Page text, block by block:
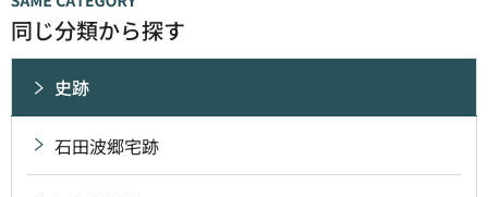
同じ分類から探す
史跡
石田波郷宅跡